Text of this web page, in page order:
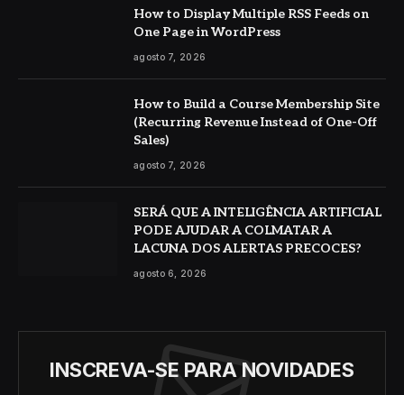
How to Display Multiple RSS Feeds on
One Page in WordPress
agosto 7, 2026
How to Build a Course Membership Site
(Recurring Revenue Instead of One-Off
Sales)
agosto 7, 2026
SERÁ QUE A INTELIGÊNCIA ARTIFICIAL
PODE AJUDAR A COLMATAR A
LACUNA DOS ALERTAS PRECOCES?
agosto 6, 2026
INSCREVA-SE PARA NOVIDADES